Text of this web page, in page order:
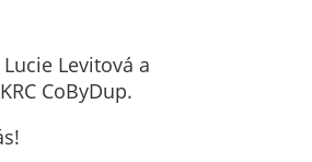
Levitová a
CoByDup.
internetových
stránek. Data